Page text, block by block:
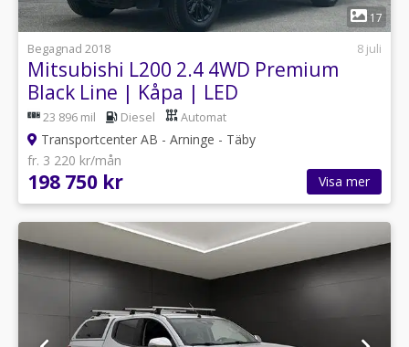
1
17
Begagnad 2018
8 juli
Mitsubishi L200 2.4 4WD Premium
Black Line | Kåpa | LED
23 896 mil Diesel Automat
Transportcenter AB - Arninge - Täby
fr. 3 220 kr/mån
198 750 kr Visa mer